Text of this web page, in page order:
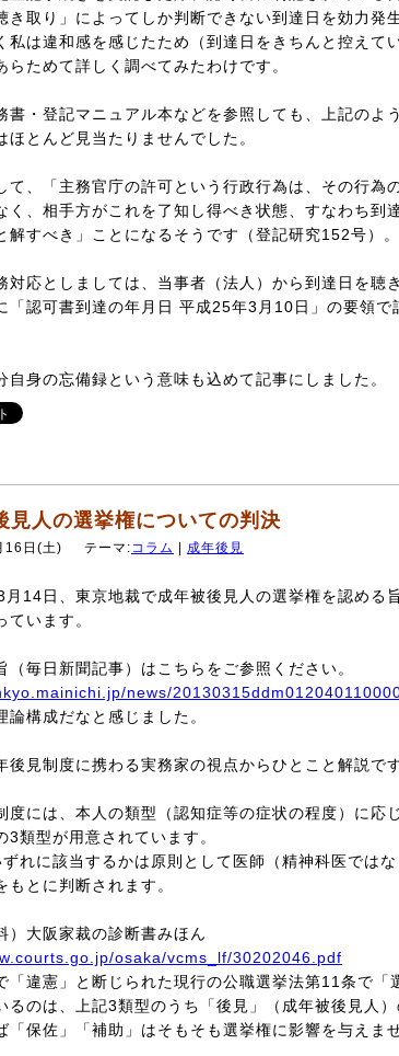
き取り」によってしか判断できない到達日を効力発
私は違和感を感じたため（到達日をきちんと控えて
らためて詳しく調べてみたわけです。
書・登記マニュアル本などを参照しても、上記のよ
ほとんど見当たりませんでした。
て、「主務官庁の許可という行政行為は、その行為
く、相手方がこれを了知し得べき状態、すなわち到
解すべき」ことになるそうです（登記研究152号）。
対応としましては、当事者（法人）から到達日を聴
「認可書到達の年月日 平成25年3月10日」の要領で
自身の忘備録という意味も込めて記事にしました。
見人の選挙権についての判決
16日(土) テーマ:コラム 成年後見
月14日、東京地裁で成年被後見人の選挙権を認める
ています。
（毎日新聞記事）はこちらをご参照ください。
news/
論構成だなと感じました。
後見制度に携わる実務家の視点からひとこと解説です
度には、本人の類型（認知症等の症状の程度）に応
3類型が用意されています。
れに該当するかは原則として医師（精神科医ではな
もとに判断されます。
）大阪家裁の診断書みほん
osaka/vcms_lf/30202046.pdf
「違憲」と断じられた現行の公職選挙法第11条で「
るのは、上記3類型のうち「後見」（成年被後見人）
「保佐」「補助」はそもそも選挙権に影響を与えませ